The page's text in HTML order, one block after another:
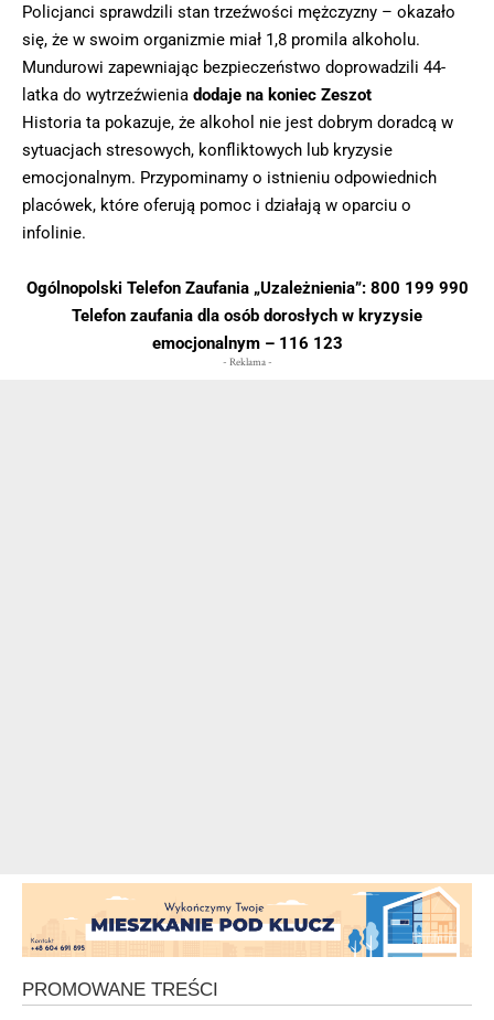
Policjanci sprawdzili stan trzeźwości mężczyzny – okazało
się, że w swoim organizmie miał 1,8 promila alkoholu.
Mundurowi zapewniając bezpieczeństwo doprowadzili 44-
latka do wytrzeźwienia dodaje na koniec Zeszot
Historia ta pokazuje, że alkohol nie jest dobrym doradcą w
sytuacjach stresowych, konfliktowych lub kryzysie
emocjonalnym. Przypominamy o istnieniu odpowiednich
placówek, które oferują pomoc i działają w oparciu o
infolinie.
Ogólnopolski Telefon Zaufania „Uzależnienia”: 800 199 990
Telefon zaufania dla osób dorosłych w kryzysie
emocjonalnym – 116 123
- Reklama -